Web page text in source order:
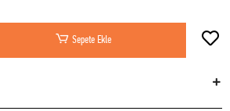
Sepete Ekle